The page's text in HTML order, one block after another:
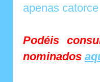
apenas
Podéis
nominados